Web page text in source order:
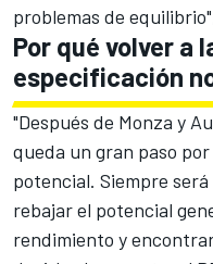
problemas de
Por qué volver a
especificación
"Después de Monza y
queda un gran paso
potencial. Siempre
rebajar el potencial
rendimiento y